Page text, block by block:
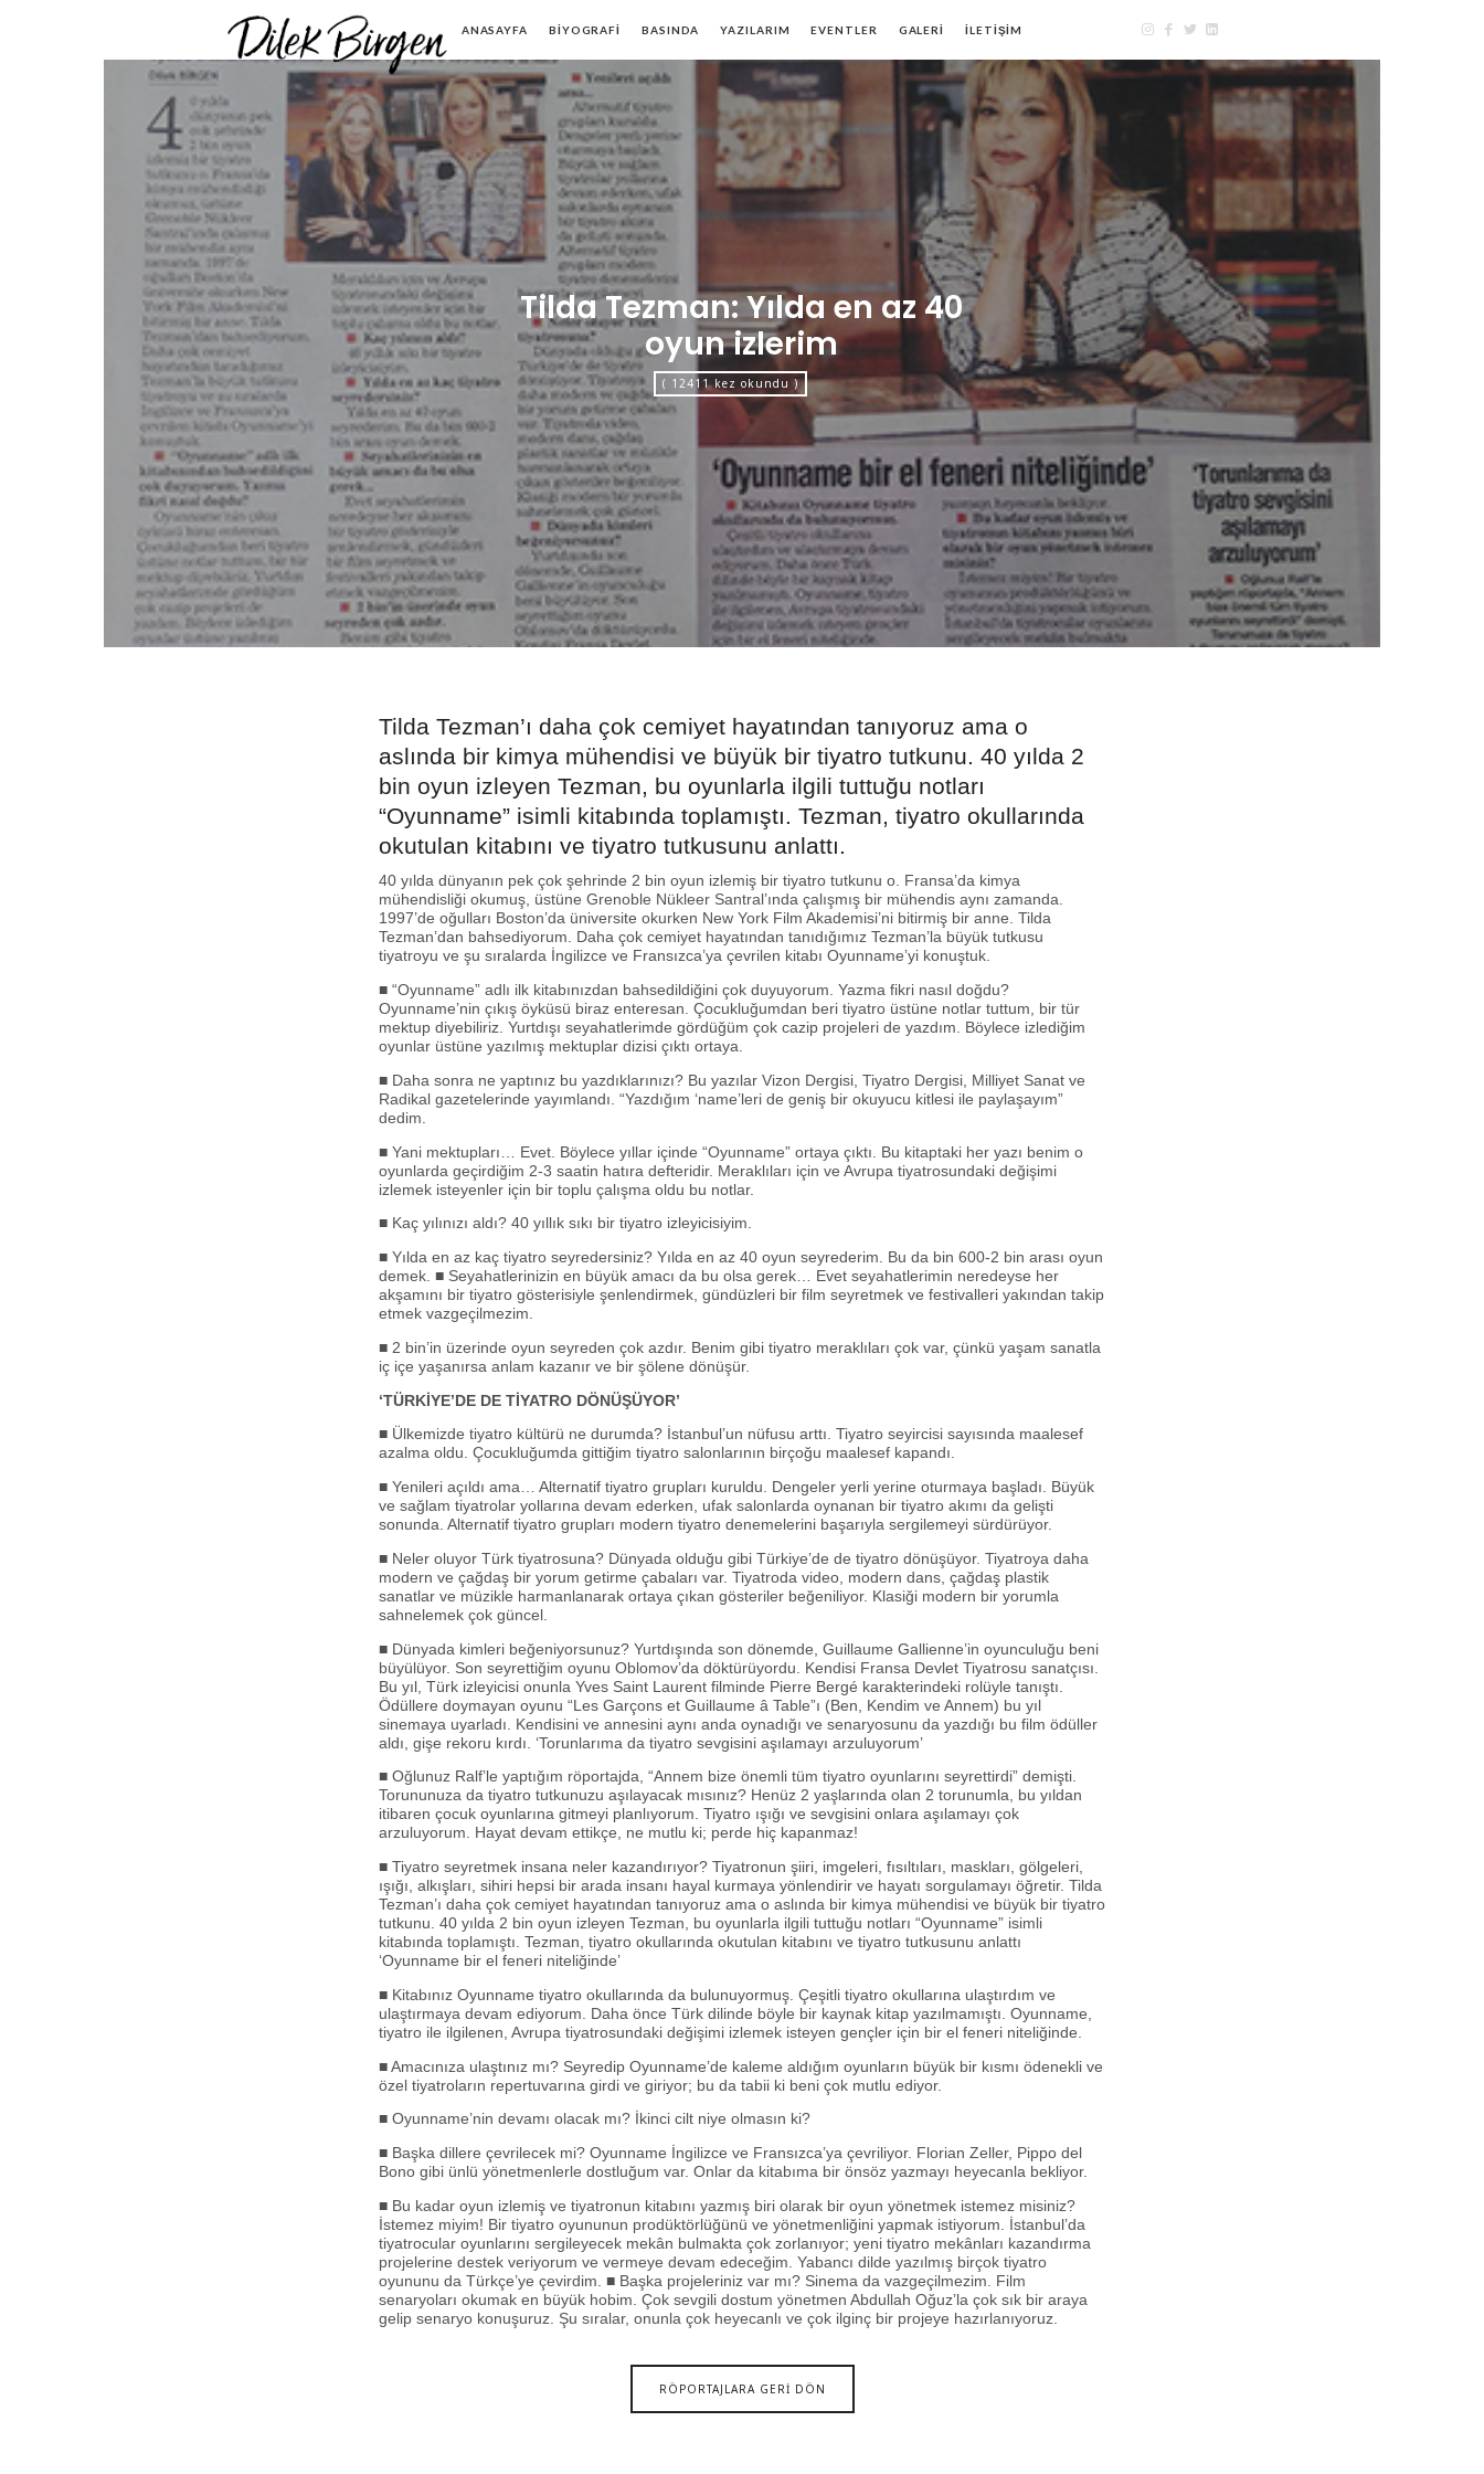
Dilek
Birgen
ANASAYFA BİYOGRAFİ BASINDA YAZILARIM EVENTLER GALERİ İLETİŞİM
Tilda Tezman: Yılda en az 40
oyun izlerim
( 12411 kez okundu )
Tilda Tezman’ı daha çok cemiyet hayatından tanıyoruz ama o
aslında bir kimya mühendisi ve büyük bir tiyatro tutkunu. 40 yılda 2
bin oyun izleyen Tezman, bu oyunlarla ilgili tuttuğu notları
“Oyunname” isimli kitabında toplamıştı. Tezman, tiyatro okullarında
okutulan kitabını ve tiyatro tutkusunu anlattı.
40 yılda dünyanın pek çok şehrinde 2 bin oyun izlemiş bir tiyatro tutkunu o. Fransa’da kimya
mühendisliği okumuş, üstüne Grenoble Nükleer Santral’ında çalışmış bir mühendis aynı zamanda.
1997’de oğulları Boston’da üniversite okurken New York Film Akademisi’ni bitirmiş bir anne. Tilda
Tezman’dan bahsediyorum. Daha çok cemiyet hayatından tanıdığımız Tezman’la büyük tutkusu
tiyatroyu ve şu sıralarda İngilizce ve Fransızca’ya çevrilen kitabı Oyunname’yi konuştuk.
■ “Oyunname” adlı ilk kitabınızdan bahsedildiğini çok duyuyorum. Yazma fikri nasıl doğdu?
Oyunname’nin çıkış öyküsü biraz enteresan. Çocukluğumdan beri tiyatro üstüne notlar tuttum, bir tür
mektup diyebiliriz. Yurtdışı seyahatlerimde gördüğüm çok cazip projeleri de yazdım. Böylece izlediğim
oyunlar üstüne yazılmış mektuplar dizisi çıktı ortaya.
■ Daha sonra ne yaptınız bu yazdıklarınızı? Bu yazılar Vizon Dergisi, Tiyatro Dergisi, Milliyet Sanat ve
Radikal gazetelerinde yayımlandı. “Yazdığım ‘name’leri de geniş bir okuyucu kitlesi ile paylaşayım”
dedim.
■ Yani mektupları… Evet. Böylece yıllar içinde “Oyunname” ortaya çıktı. Bu kitaptaki her yazı benim o
oyunlarda geçirdiğim 2-3 saatin hatıra defteridir. Meraklıları için ve Avrupa tiyatrosundaki değişimi
izlemek isteyenler için bir toplu çalışma oldu bu notlar.
■ Kaç yılınızı aldı? 40 yıllık sıkı bir tiyatro izleyicisiyim.
■ Yılda en az kaç tiyatro seyredersiniz? Yılda en az 40 oyun seyrederim. Bu da bin 600-2 bin arası oyun
demek. ■ Seyahatlerinizin en büyük amacı da bu olsa gerek… Evet seyahatlerimin neredeyse her
akşamını bir tiyatro gösterisiyle şenlendirmek, gündüzleri bir film seyretmek ve festivalleri yakından takip
etmek vazgeçilmezim.
■ 2 bin’in üzerinde oyun seyreden çok azdır. Benim gibi tiyatro meraklıları çok var, çünkü yaşam sanatla
iç içe yaşanırsa anlam kazanır ve bir şölene dönüşür.
‘TÜRKİYE’DE DE TİYATRO DÖNÜŞÜYOR’
■ Ülkemizde tiyatro kültürü ne durumda? İstanbul’un nüfusu arttı. Tiyatro seyircisi sayısında maalesef
azalma oldu. Çocukluğumda gittiğim tiyatro salonlarının birçoğu maalesef kapandı.
■ Yenileri açıldı ama… Alternatif tiyatro grupları kuruldu. Dengeler yerli yerine oturmaya başladı. Büyük
ve sağlam tiyatrolar yollarına devam ederken, ufak salonlarda oynanan bir tiyatro akımı da gelişti
sonunda. Alternatif tiyatro grupları modern tiyatro denemelerini başarıyla sergilemeyi sürdürüyor.
■ Neler oluyor Türk tiyatrosuna? Dünyada olduğu gibi Türkiye’de de tiyatro dönüşüyor. Tiyatroya daha
modern ve çağdaş bir yorum getirme çabaları var. Tiyatroda video, modern dans, çağdaş plastik
sanatlar ve müzikle harmanlanarak ortaya çıkan gösteriler beğeniliyor. Klasiği modern bir yorumla
sahnelemek çok güncel.
■ Dünyada kimleri beğeniyorsunuz? Yurtdışında son dönemde, Guillaume Gallienne’in oyunculuğu beni
büyülüyor. Son seyrettiğim oyunu Oblomov’da döktürüyordu. Kendisi Fransa Devlet Tiyatrosu sanatçısı.
Bu yıl, Türk izleyicisi onunla Yves Saint Laurent filminde Pierre Bergé karakterindeki rolüyle tanıştı.
Ödüllere doymayan oyunu “Les Garçons et Guillaume â Table”ı (Ben, Kendim ve Annem) bu yıl
sinemaya uyarladı. Kendisini ve annesini aynı anda oynadığı ve senaryosunu da yazdığı bu film ödüller
aldı, gişe rekoru kırdı. ‘Torunlarıma da tiyatro sevgisini aşılamayı arzuluyorum’
■ Oğlunuz Ralf’le yaptığım röportajda, “Annem bize önemli tüm tiyatro oyunlarını seyrettirdi” demişti.
Torununuza da tiyatro tutkunuzu aşılayacak mısınız? Henüz 2 yaşlarında olan 2 torunumla, bu yıldan
itibaren çocuk oyunlarına gitmeyi planlıyorum. Tiyatro ışığı ve sevgisini onlara aşılamayı çok
arzuluyorum. Hayat devam ettikçe, ne mutlu ki; perde hiç kapanmaz!
■ Tiyatro seyretmek insana neler kazandırıyor? Tiyatronun şiiri, imgeleri, fısıltıları, maskları, gölgeleri,
ışığı, alkışları, sihiri hepsi bir arada insanı hayal kurmaya yönlendirir ve hayatı sorgulamayı öğretir. Tilda
Tezman’ı daha çok cemiyet hayatından tanıyoruz ama o aslında bir kimya mühendisi ve büyük bir tiyatro
tutkunu. 40 yılda 2 bin oyun izleyen Tezman, bu oyunlarla ilgili tuttuğu notları “Oyunname” isimli
kitabında toplamıştı. Tezman, tiyatro okullarında okutulan kitabını ve tiyatro tutkusunu anlattı
‘Oyunname bir el feneri niteliğinde’
■ Kitabınız Oyunname tiyatro okullarında da bulunuyormuş. Çeşitli tiyatro okullarına ulaştırdım ve
ulaştırmaya devam ediyorum. Daha önce Türk dilinde böyle bir kaynak kitap yazılmamıştı. Oyunname,
tiyatro ile ilgilenen, Avrupa tiyatrosundaki değişimi izlemek isteyen gençler için bir el feneri niteliğinde.
■ Amacınıza ulaştınız mı? Seyredip Oyunname’de kaleme aldığım oyunların büyük bir kısmı ödenekli ve
özel tiyatroların repertuvarına girdi ve giriyor; bu da tabii ki beni çok mutlu ediyor.
■ Oyunname’nin devamı olacak mı? İkinci cilt niye olmasın ki?
■ Başka dillere çevrilecek mi? Oyunname İngilizce ve Fransızca’ya çevriliyor. Florian Zeller, Pippo del
Bono gibi ünlü yönetmenlerle dostluğum var. Onlar da kitabıma bir önsöz yazmayı heyecanla bekliyor.
■ Bu kadar oyun izlemiş ve tiyatronun kitabını yazmış biri olarak bir oyun yönetmek istemez misiniz?
İstemez miyim! Bir tiyatro oyununun prodüktörlüğünü ve yönetmenliğini yapmak istiyorum. İstanbul’da
tiyatrocular oyunlarını sergileyecek mekân bulmakta çok zorlanıyor; yeni tiyatro mekânları kazandırma
projelerine destek veriyorum ve vermeye devam edeceğim. Yabancı dilde yazılmış birçok tiyatro
oyununu da Türkçe’ye çevirdim. ■ Başka projeleriniz var mı? Sinema da vazgeçilmezim. Film
senaryoları okumak en büyük hobim. Çok sevgili dostum yönetmen Abdullah Oğuz’la çok sık bir araya
gelip senaryo konuşuruz. Şu sıralar, onunla çok heyecanlı ve çok ilginç bir projeye hazırlanıyoruz.
RÖPORTAJLARA GERİ DÖN